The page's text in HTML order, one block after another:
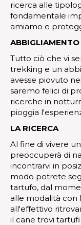
ricerca alle
fondamentale
amiamo e
Tutto ciò che vi
trekking e un
avesse piovuto
saremo felici di
ricerche in
pioggia
LA RICERCA
Al fine di vivere
preoccuperà di
incontrarvi in
modo potrete
tartufo, dal
alle modalità con
all'effettivo
il cane trovi